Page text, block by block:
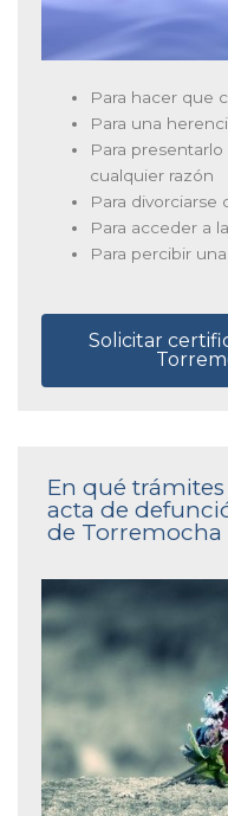
Para hacer que
Para una
Para
cualquier razón
Para divorciarse
Para acceder a
Para percibir
Solicitar
En qué
acta de
de Torremocha